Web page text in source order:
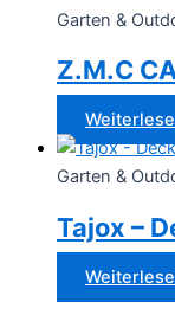
Garten &
Z.M.C
Garten &
Tajox –